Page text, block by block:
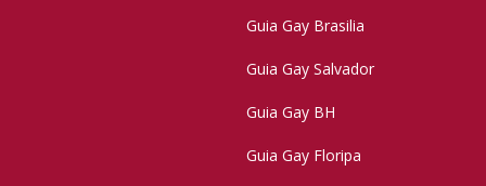
Guia Gay Brasilia
Guia Gay Salvador
Guia Gay BH
Guia Gay Floripa